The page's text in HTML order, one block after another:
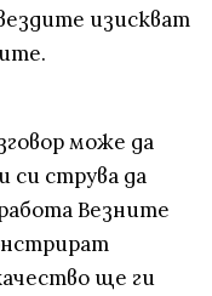
изискват
може да
си струва да
Везните
ще ги